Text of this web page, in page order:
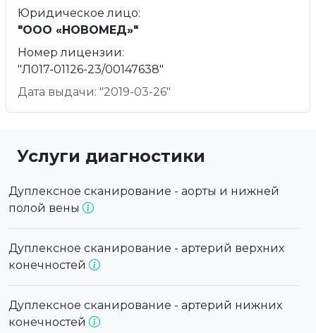
Юридическое лицо:
"ООО «НОВОМЕД»"
Номер лицензии:
"Л017-01126-23/00147638"
Дата выдачи: "2019-03-26"
Услуги диагностики
Дуплексное сканирование - аорты и нижней
полой вены
Дуплексное сканирование - артерий верхних
конечностей
Дуплексное сканирование - артерий нижних
конечностей